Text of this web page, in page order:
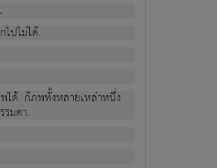
ปไม่ได้.
ด้. ก็ภพทั้งหลายเหล่าหนึ่ง
มดา.